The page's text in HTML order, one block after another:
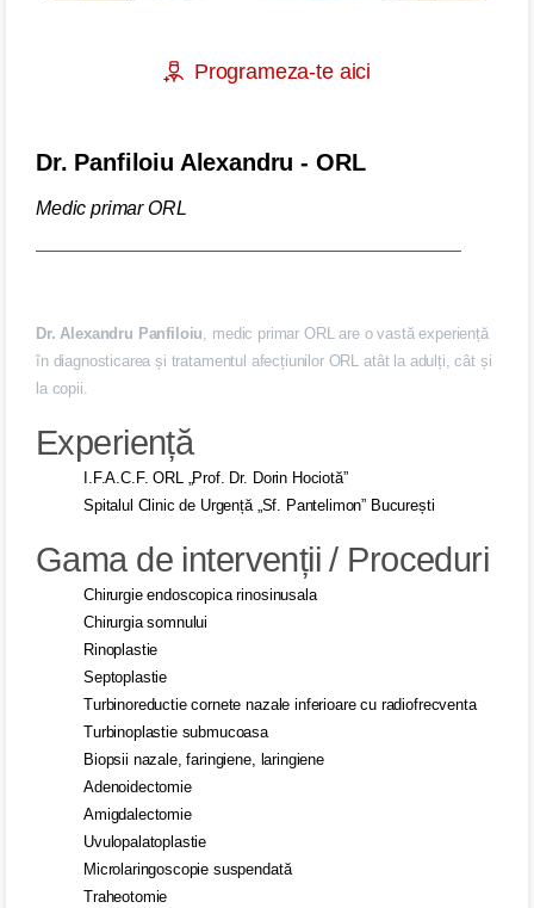
Programeza-te aici
Dr. Panfiloiu Alexandru - ORL
Medic primar ORL
Dr. Alexandru Panfiloiu, medic primar ORL are o vastă experiență
în diagnosticarea și tratamentul afecțiunilor ORL atât la adulți, cât și
la copii.
Experiență
I.F.A.C.F. ORL „Prof. Dr. Dorin Hociotă”
Spitalul Clinic de Urgență „Sf. Pantelimon” București
Gama de intervenții / Proceduri
Chirurgie endoscopica rinosinusala
Chirurgia somnului
Rinoplastie
Septoplastie
Turbinoreductie cornete nazale inferioare cu radiofrecventa
Turbinoplastie submucoasa
Biopsii nazale, faringiene, laringiene
Adenoidectomie
Amigdalectomie
Uvulopalatoplastie
Microlaringoscopie suspendată
Traheotomie